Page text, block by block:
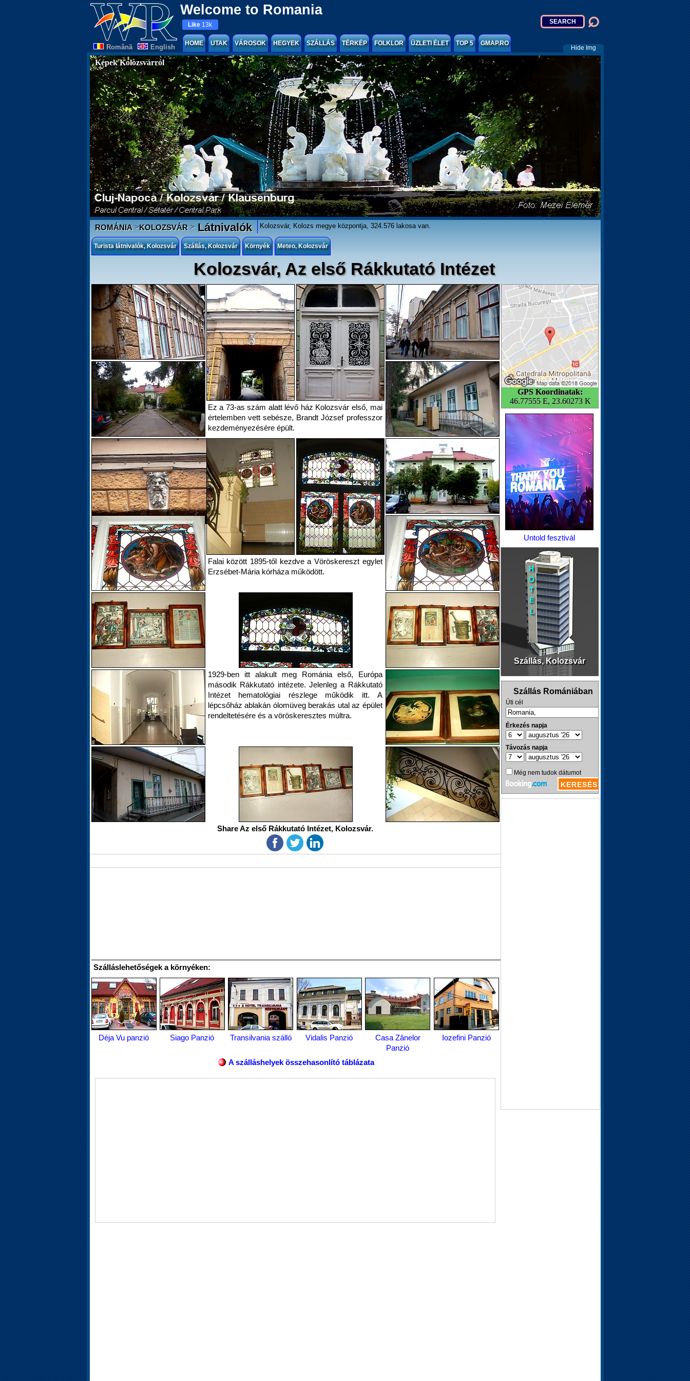
Welcome to Romania
Românã English
Like 13k
HOME UTAK VÁROSOK HEGYEK SZÁLLÁS TÉRKÉP FOLKLOR ÜZLETI ÉLET TOP 5 GMAP.RO
Hide Img
Képek Kolozsvárról
ROMÁNIA>KOLOZSVÁR>Látnivalók Kolozsvár, Kolozs megye központja, 324.576 lakosa van.
Turista látnivalók, Kolozsvár Szállás, Kolozsvár Környék Meteo, Kolozsvár
Kolozsvár, Az első Rákkutató Intézet
GPS Koordinatak:
46.77555 E, 23.60273 K
Ez a 73-as szám alatt lévő ház Kolozsvár első, mai
értelemben vett sebésze, Brandt József professzor
kezdeményezésére épült.
Falai között 1895-től kezdve a Vöröskereszt egylet
Erzsébet-Mária kórháza működött.
1929-ben itt alakult meg Románia első, Európa
második Rákkutató intézete. Jelenleg a Rákkutató
Intézet hematológiai részlege működik itt. A
lépcsőház ablakán ólomüveg berakás utal az épület
rendeltetésére és a vöröskeresztes múltra.
Untold fesztivál
Szállás, Kolozsvár
Share Az első Rákkutató Intézet, Kolozsvár.
Szálláslehetőségek a környéken:
Déja Vu panzió Siago Panzió Transilvania szálló Vidalis Panzió
Casa Zânelor
Panzió
Iozefini Panzió
A szálláshelyek összehasonlító táblázata